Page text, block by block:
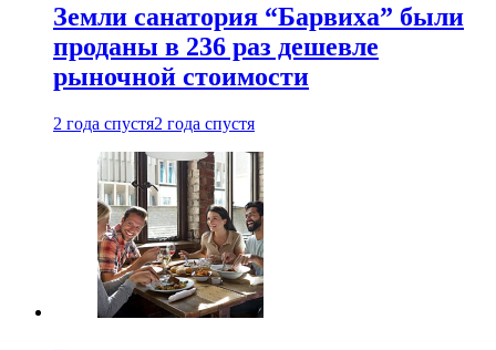
Земли санатория “Барвиха” были
проданы в 236 раз дешевле
рыночной стоимости
2 года спустя2 года спустя